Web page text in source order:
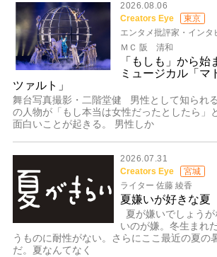
2026.08.06
Creators Eye
東京
エンタメ批評家・インタ
ＭＣ 阪 清和
「もしも」から始
ミュージカル「マ
ツァルト」
舞台写真撮影・二階堂健 男性として知られ
の人物が「もし本当は女性だったとしたら」
面白いことが起きる。 男性しか
2026.07.31
Creators Eye
宮城
ライター 佐藤 綾香
夏嫌いが好きな夏
夏が嫌いでしょう
いのが嫌。冬生まれ
うものに耐性がない。さらにここ最近の夏の
だ。夏なんてなく